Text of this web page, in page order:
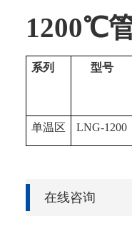
1200℃
系列 型号
单温区 LNG-1200
在线咨询